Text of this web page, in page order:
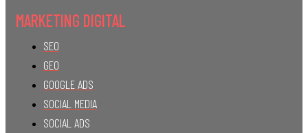
MARKETING DIGITAL
SEO
GEO
GOOGLE ADS
SOCIAL MEDIA
SOCIAL ADS